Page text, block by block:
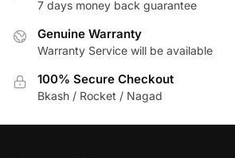
7 days money back guarantee
Genuine Warranty
Warranty Service will be available
100% Secure Checkout
Bkash / Rocket / Nagad